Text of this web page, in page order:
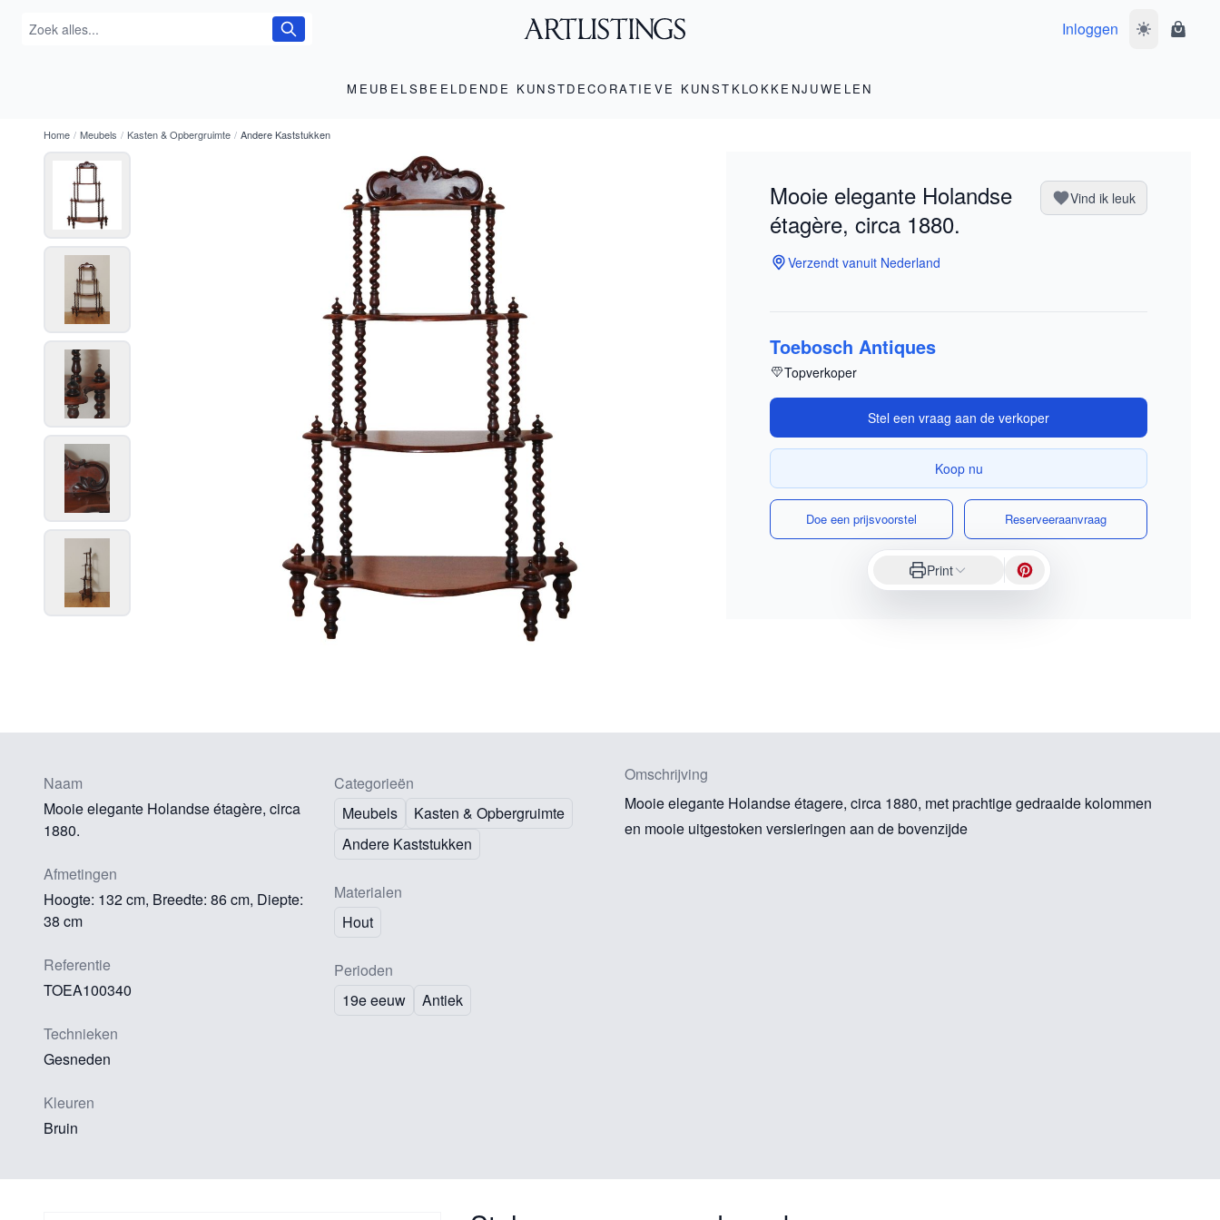
Inloggen Wissel
MEUBELS BEELDENDE KUNSTDECORATIEVE KUNST KLOKKENJUWELEN
Home / Meubels / Kasten & Opbergruimte / Andere Kaststukken
Mooie elegante Holandse
étagère, circa 1880.
Vind ik leuk
Verzendt vanuit Nederland
Toebosch Antiques
Topverkoper
Stel een vraag aan de verkoper
Koop nu
Doe een prijsvoorstel Reserveeraanvraag
Print
Naam
Mooie elegante Holandse étagère, circa
1880.
Afmetingen
Hoogte: 132 cm, Breedte: 86 cm, Diepte:
38 cm
Referentie
TOEA100340
Technieken
Gesneden
Kleuren
Bruin
Categorieën
Meubels
Kasten & Opbergruimte
Andere Kaststukken
Materialen
Hout
Perioden
19e eeuw
Antiek
Omschrijving
Mooie elegante Holandse étagere, circa 1880, met prachtige gedraaide kolommen
en mooie uitgestoken versieringen aan de bovenzijde